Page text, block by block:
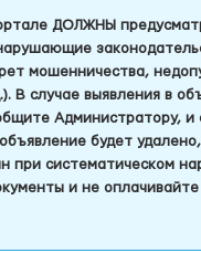
ДОЛЖНЫ
мошенничества,
В случае выявления в
Администратору,
будет
при систематическом
и не